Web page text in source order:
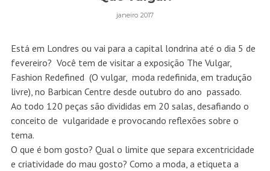
janeiro 2017
Está em Londres ou vai para a capital londrina até o dia 5 de
fevereiro? Você tem de visitar a exposição The Vulgar,
Fashion Redefined (O vulgar, moda redefinida, em tradução
livre), no Barbican Centre desde outubro do ano passado.
Ao todo 120 peças são divididas em 20 salas, desafiando o
conceito de vulgaridade e provocando reflexões sobre o
tema.
O que é bom gosto? Qual o limite que separa excentricidade
e criatividade do mau gosto? Como a moda, a etiqueta a